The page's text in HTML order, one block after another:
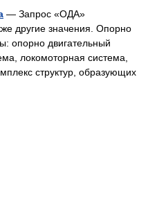
— Запрос «ОДА»
другие значения. Опорно
опорно двигательный
локомоторная система,
структур, образующих